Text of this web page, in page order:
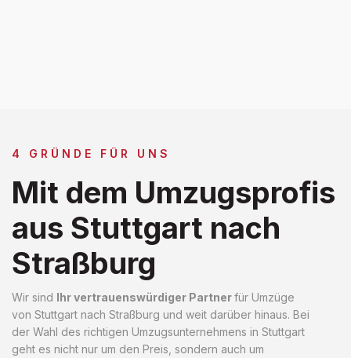
4 GRÜNDE FÜR UNS
Mit dem Umzugsprofis
aus Stuttgart nach
Straßburg
Wir sind Ihr vertrauenswürdiger Partnerfür Umzüge
von Stuttgart nach Straßburg und weit darüber hinaus. Bei
der Wahl des richtigen Umzugsunternehmens in Stuttgart
geht es nicht nur um den Preis, sondern auch um